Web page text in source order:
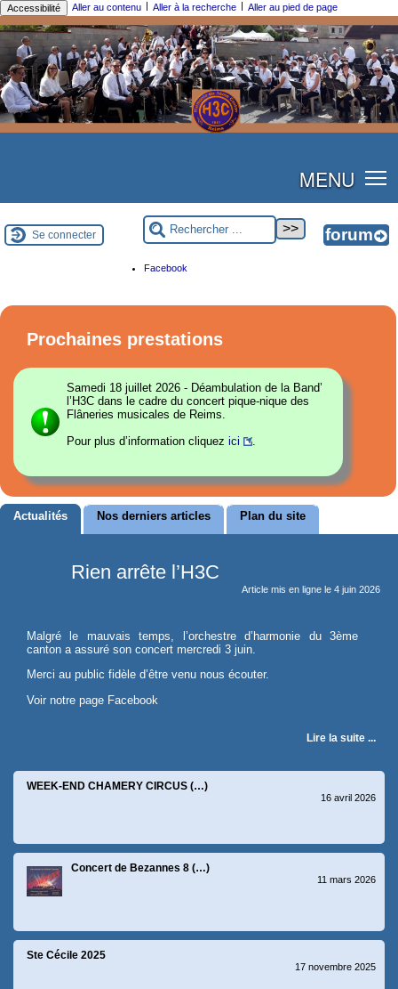
Accessibilité Aller au contenu | Aller à la recherche | Aller au pied de page
MENU
Se connecter
Facebook
Prochaines prestations
Samedi 18 juillet 2026 - Déambulation de la Band’
l’H3C dans le cadre du concert pique-nique des
Flâneries musicales de Reims.
Pour plus d’information cliquez ici .
Actualités Nos derniers articles Plan du site
Rien arrête l’H3C
Article mis en ligne le 4 juin 2026
Malgré le mauvais temps, l’orchestre d’harmonie du 3ème
canton a assuré son concert mercredi 3 juin.
Merci au public fidèle d’être venu nous écouter.
Voir notre page Facebook
Lire la suite ...
WEEK-END CHAMERY CIRCUS (…)
16 avril 2026
Concert de Bezannes 8 (…)
11 mars 2026
Ste Cécile 2025
17 novembre 2025